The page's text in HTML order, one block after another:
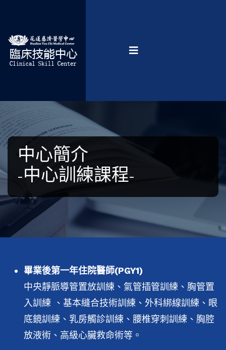
中心簡介
-中心訓練課程-
畢業後第一年住院醫師(PGY1)
中央靜脈導管置放訓練、氣管插管訓練、胸管置
入訓練 、基本縫合技術訓練、外科綁線訓練、眼
底鏡訓練、乳房觸診訓練、腰椎穿刺訓練、胸腔
放液術、高級心臟救命術等。